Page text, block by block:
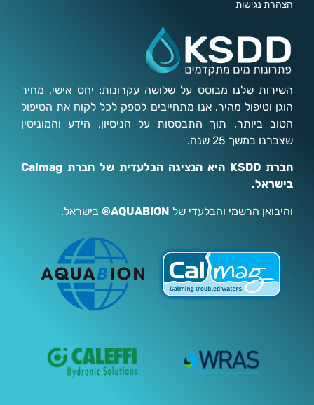
הצהרת נגישות
השירות שלנו מבוסס על שלושה עקרונות: יחס אישי, מחיר
הוגן וטיפול מהיר. אנו מתחייבים לספק לכל לקוח את הטיפול
הטוב ביותר, תוך התבססות על הניסיון, הידע והמוניטין
שצברנו במשך 25 שנה.
חברת KSDD היא הנציגה הבלעדית של חברת Calmag
בישראל.
והיבואן הרשמי והבלעדי של AQUABION® בישראל.